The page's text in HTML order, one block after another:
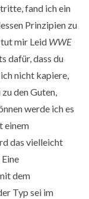
fand ich ein
Prinzipien zu
mir Leid WWE
dafür, dass du
nicht kapiere,
den Guten,
werde ich es
einem
das vielleicht
dem
Typ sei im